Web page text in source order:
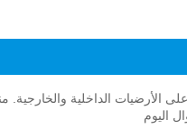
الأرضيات الداخلية والخارجية.
اليوم